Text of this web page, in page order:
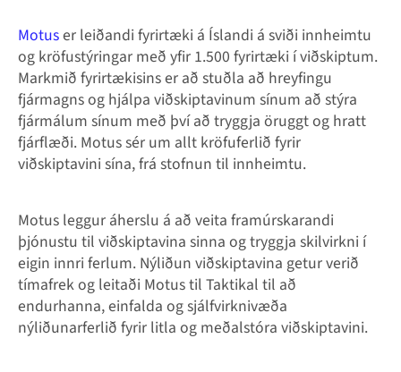
Motuser leiðandi fyrirtæki á Íslandi á sviði innheimtu
og kröfustýringar með yfir 1.500 fyrirtæki í viðskiptum.
Markmið fyrirtækisins er að stuðla að hreyfingu
fjármagns og hjálpa viðskiptavinum sínum að stýra
fjármálum sínum með því að tryggja öruggt og hratt
fjárflæði. Motus sér um allt kröfuferlið fyrir
viðskiptavini sína, frá stofnun til innheimtu.
Motus leggur áherslu á að veita framúrskarandi
þjónustu til viðskiptavina sinna og tryggja skilvirkni í
eigin innri ferlum. Nýliðun viðskiptavina getur verið
tímafrek og leitaði Motus til Taktikal til að
endurhanna, einfalda og sjálfvirknivæða
nýliðunarferlið fyrir litla og meðalstóra viðskiptavini.